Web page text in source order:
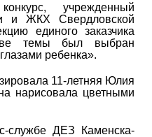
учрежденный
и ЖКХ Свердловской
единого заказчика
темы был выбран
ребенка».
11-летняя Юлия
нарисовала цветными
службе ДЕЗ Каменска-